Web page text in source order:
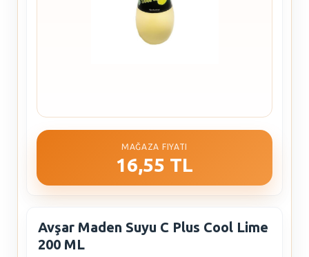
MAĞAZA FIYATI
16,55 TL
Avşar Maden Suyu C Plus Cool Lime
200 ML